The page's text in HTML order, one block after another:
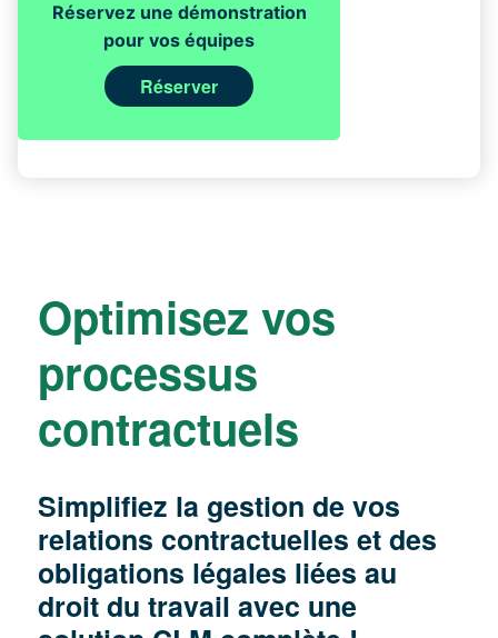
Réservez une démonstration
pour vos équipes
Réserver
Optimisez vos
processus
contractuels
Simplifiez la gestion de vos
relations contractuelles et des
obligations légales liées au
droit du travail avec une